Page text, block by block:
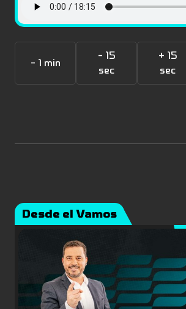
- 1 min
- 15
sec
+ 15
sec
Desde el Vamos